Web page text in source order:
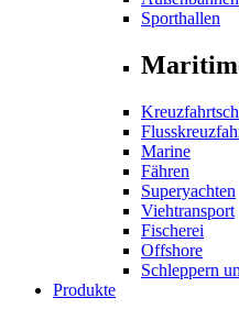
Sporthallen
Marine
Fähren
Superyachten
Viehtransport
Fischerei
Offshore
Schleppern
Produkte